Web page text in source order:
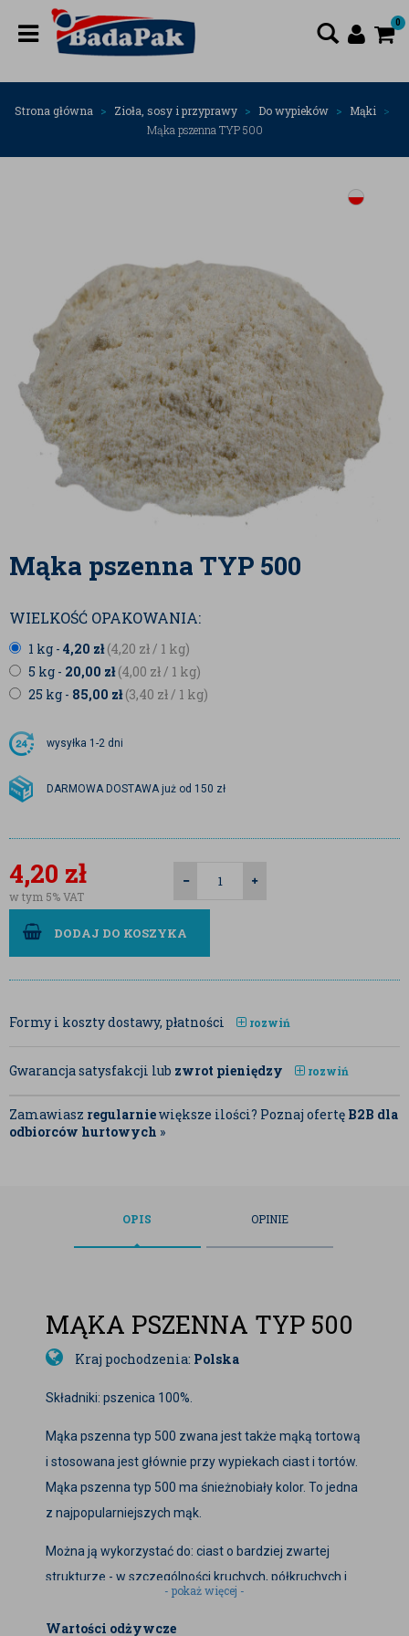
0
Strona główna Zioła, sosy i przyprawy Do wypieków
Mąki
Mąka pszenna TYP 500
Mąka pszenna TYP 500
WIELKOŚĆ OPAKOWANIA:
1 kg - 4,20 zł(4,20 zł / 1 kg)
5 kg - 20,00 zł(4,00 zł / 1 kg)
25 kg - 85,00 zł(3,40 zł / 1 kg)
wysyłka 1-2 dni
DARMOWA DOSTAWA już od 150 zł
4,20 zł
w tym 5% VAT
DODAJ DO KOSZYKA
Formy i koszty dostawy, płatności rozwiń
Gwarancja satysfakcji lub zwrot pieniędzy rozwiń
Zamawiasz regularniewiększe ilości? Poznaj ofertę B2B dla
odbiorców hurtowych »
OPIS OPINIE
MĄKA PSZENNA TYP 500
Kraj pochodzenia: Polska
Składniki: pszenica 100%.
Mąka pszenna typ 500 zwana jest także mąką tortową
i stosowana jest głównie przy wypiekach ciast i tortów.
Mąka pszenna typ 500 ma śnieżnobiały kolor. To jedna
z najpopularniejszych mąk.
Można ją wykorzystać do: ciast o bardziej zwartej
strukturze - w szczególności kruchych, półkruchych i
parzonych (ale też francuskich i półfrancuskich),
naleśników i omletów, wyrobu makaronów oraz
- pokaż więcej -
Wartości odżywcze